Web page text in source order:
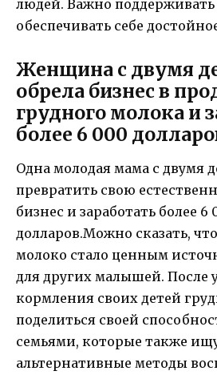
людей. Важно
обеспечивать себе
Женщина с двумя
обрела бизнес в
грудного молока и
более 6 000
Одна молодая мама с двумя
превратить свою
бизнес и заработать более 6
долларов.Можно сказать,
молоко стало ценным
для других малышей. После
кормления своих детей
поделиться своей
семьями, которые также
альтернативные методы